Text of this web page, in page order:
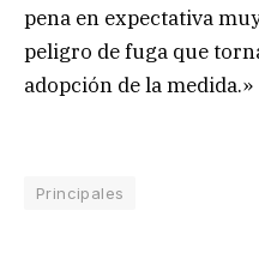
pena en expectativa
peligro de fuga que
adopción de la medida.»
Principales